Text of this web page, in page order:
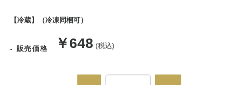
【冷蔵】（冷凍同梱可）
- 販売価格
販
￥648 (税込)